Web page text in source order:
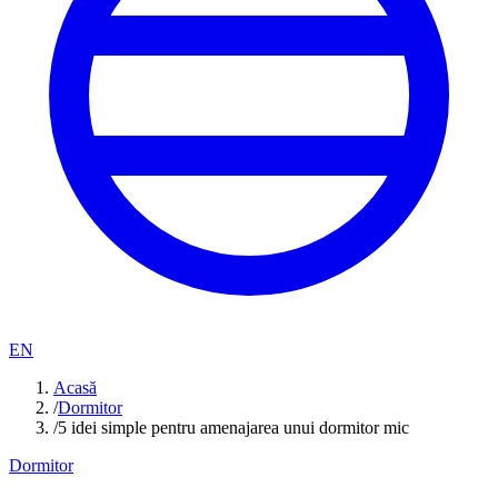
EN
Acasă
/Dormitor
/5 idei simple pentru amenajarea unui dormitor mic
Dormitor